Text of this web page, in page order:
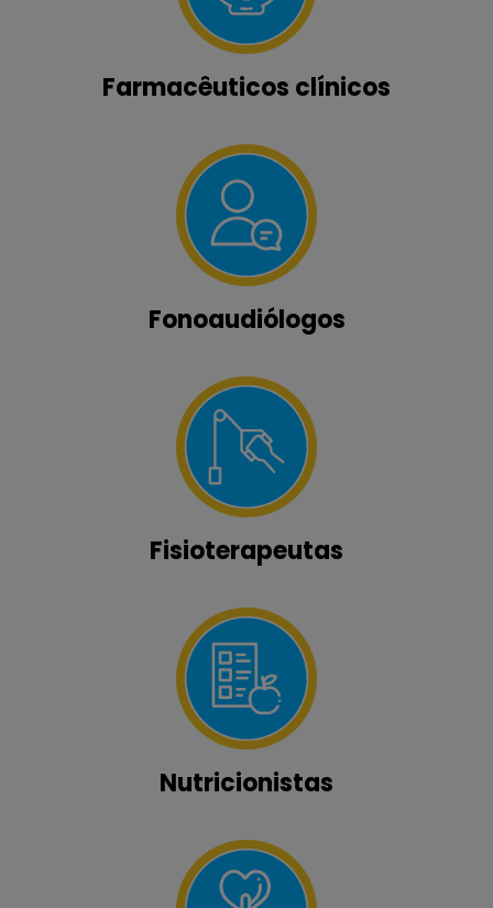
Farmacêuticos clínicos
Fonoaudiólogos
Fisioterapeutas
Nutricionistas